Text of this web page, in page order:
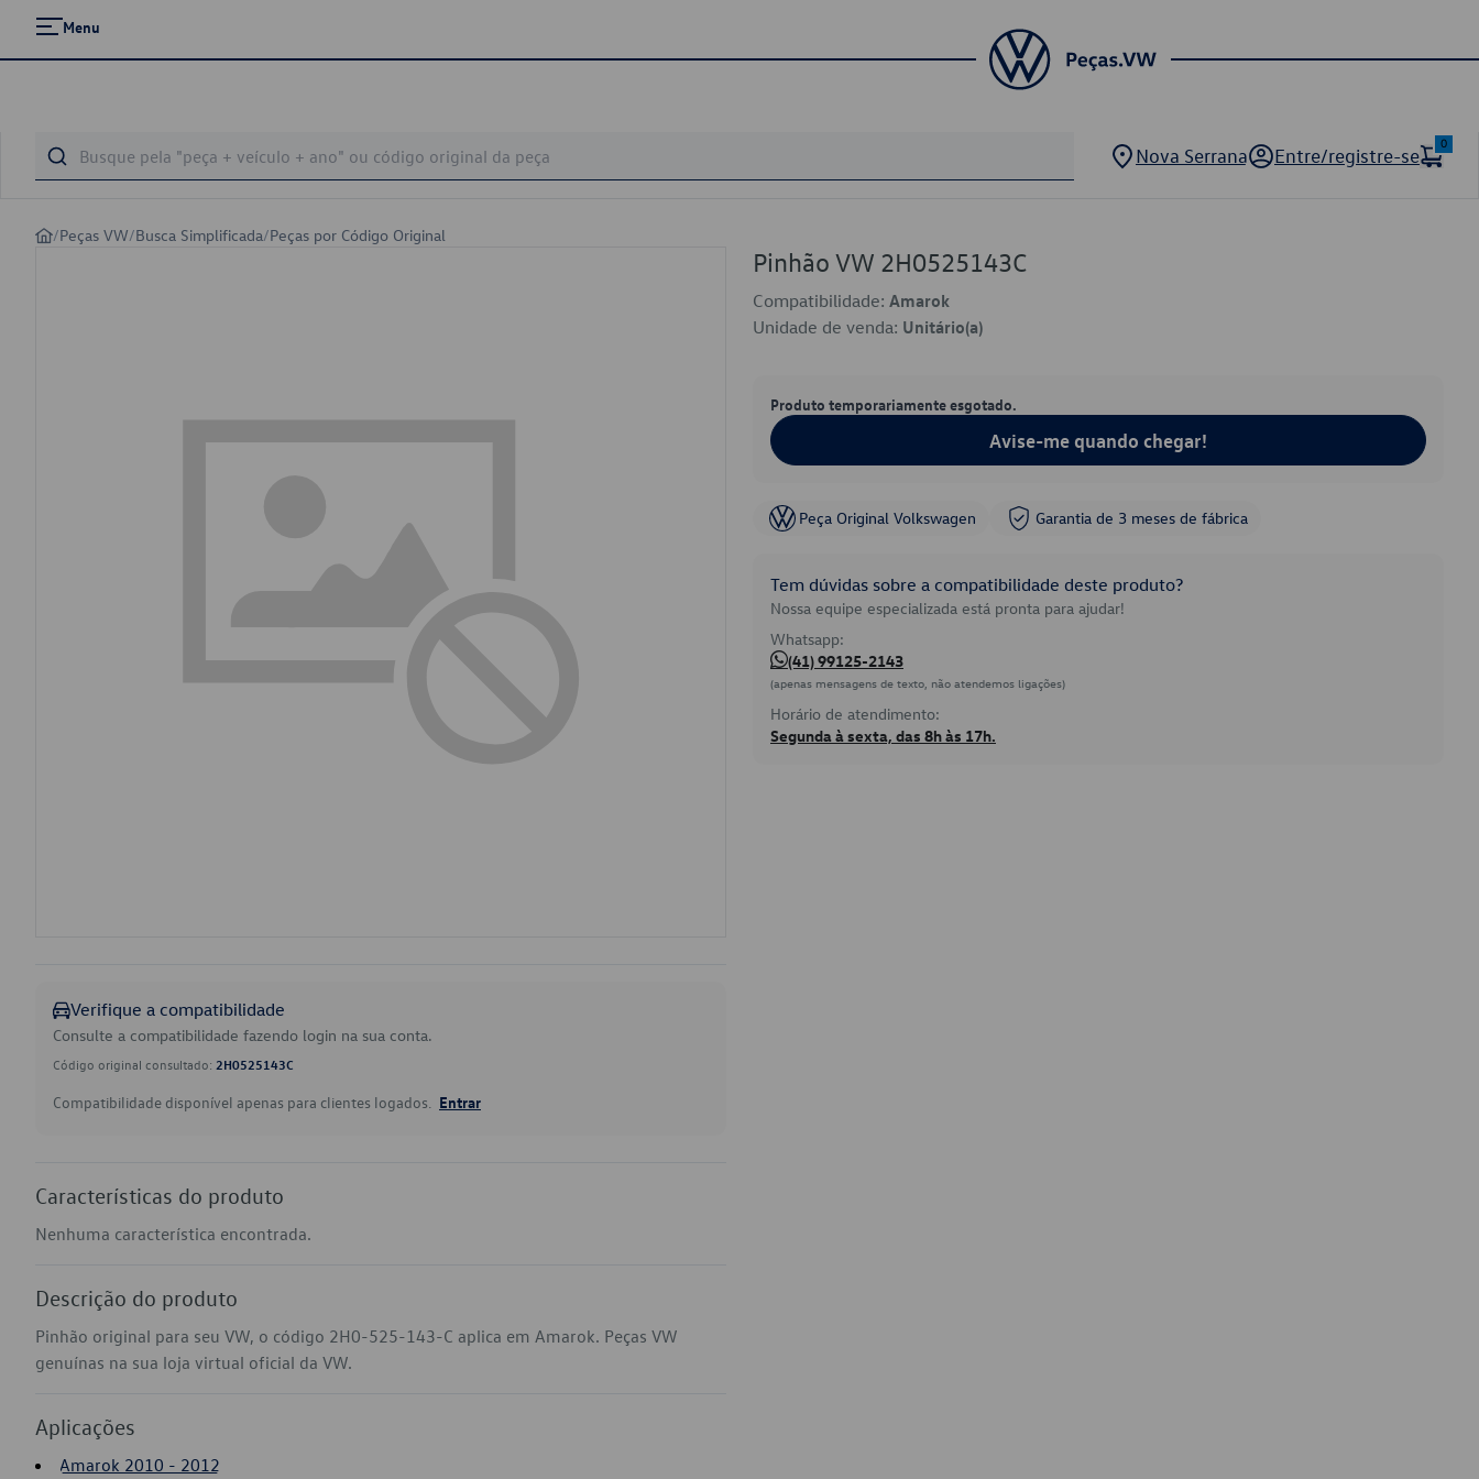
Menu
Nova Serrana Entre/registre-se
0
/Peças VW/Busca Simplificada/Peças por Código Original
Verifique a compatibilidade
Consulte a compatibilidade fazendo login na sua conta.
Código original consultado: 2H0525143C
Compatibilidade disponível apenas para clientes logados. Entrar
Características do produto
Nenhuma característica encontrada.
Descrição do produto
Pinhão original para seu VW, o código 2H0-525-143-C aplica em Amarok. Peças VW
genuínas na sua loja virtual oficial da VW.
Aplicações
Amarok 2010 - 2012
Pinhão VW 2H0525143C
Compatibilidade: Amarok
Unidade de venda: Unitário(a)
Produto temporariamente esgotado.
Avise-me quando chegar!
Peça Original Volkswagen Garantia de 3 meses de fábrica
Tem dúvidas sobre a compatibilidade deste produto?
Nossa equipe especializada está pronta para ajudar!
Whatsapp:
(41) 99125-2143
(apenas mensagens de texto, não atendemos ligações)
Horário de atendimento:
Segunda à sexta, das 8h às 17h.